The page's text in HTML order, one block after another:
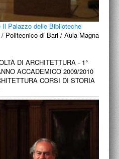
Palazzo delle Biblioteche
Politecnico di Bari / Aula Magna
DI ARCHITETTURA - 1°
ACCADEMICO 2009/2010
CORSI DI STORIA